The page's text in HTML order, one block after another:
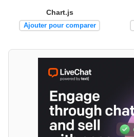
Chart.js
Ajouter pour comparer